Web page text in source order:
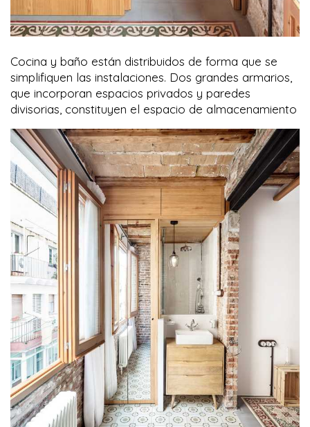
Cocina y baño están distribuidos de forma que se
simplifiquen las instalaciones. Dos grandes armarios,
que incorporan espacios privados y paredes
divisorias, constituyen el espacio de almacenamiento